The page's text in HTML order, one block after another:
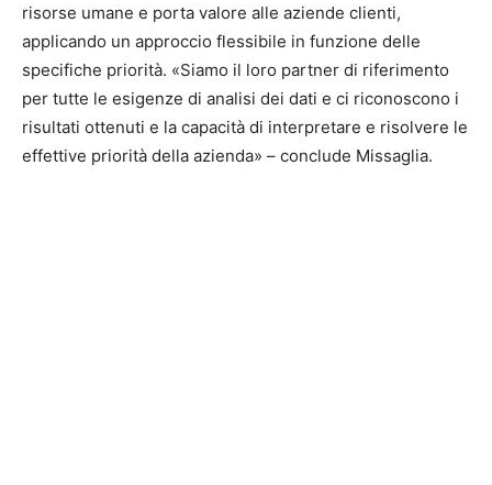
risorse umane e porta valore alle aziende clienti,
applicando un approccio flessibile in funzione delle
specifiche priorità. «Siamo il loro partner di riferimento
per tutte le esigenze di analisi dei dati e ci riconoscono i
risultati ottenuti e la capacità di interpretare e risolvere le
effettive priorità della azienda» – conclude Missaglia.